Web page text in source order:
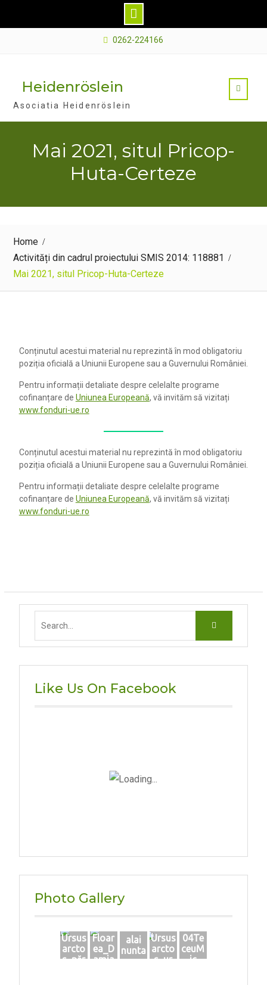
0262-224166
Heidenröslein
Asociatia Heidenröslein
Mai 2021, situl Pricop-
Huta-Certeze
Home
Activități din cadrul proiectului SMIS 2014: 118881
Mai 2021, situl Pricop-Huta-Certeze
Conținutul acestui material nu reprezintă în mod obligatoriu
poziția oficială a Uniunii Europene sau a Guvernului României.
Pentru informații detaliate despre celelalte programe
cofinanțare de Uniunea Europeană, vă invităm să vizitați
www.fonduri-ue.ro
Conținutul acestui material nu reprezintă în mod obligatoriu
poziția oficială a Uniunii Europene sau a Guvernului României.
Pentru informații detaliate despre celelalte programe
cofinanțare de Uniunea Europeană, vă invităm să vizitați
www.fonduri-ue.ro
Like Us On Facebook
Photo Gallery
Ursus
arcto
s_păr
Floar
ea_D
amia
alai
nunta
Ursus
arcto
s_ur
04Te
ceuM
ic